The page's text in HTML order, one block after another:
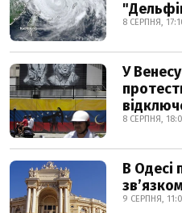
8 СЕРПНЯ,
У
8 СЕРПНЯ,
В Одесі
9 СЕРПНЯ,